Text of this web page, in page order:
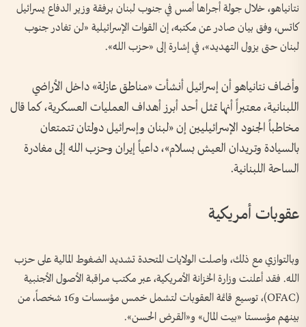
نتانياهو، خلال جولة أجراها أمس في جنوب لبنان برفقة وزير الدفاع يسرائيل
كاتس، وفق بيان صادر عن مكتبه، إن القوات الإسرائيلية «لن تغادر جنوب
لبنان حتى يزول التهديد»، في إشارة إلى «حزب الله».
وأضاف نتانياهو أن إسرائيل أنشأت «مناطق عازلة» داخل الأراضي
اللبنانية، معتبراً أنها تمثل أحد أبرز أهداف العمليات العسكرية، كما قال
مخاطباً الجنود الإسرائيليين إن «لبنان وإسرائيل دولتان تتمتعان
بالسيادة وتريدان العيش بسلام»، داعياً إيران وحزب الله إلى مغادرة
الساحة اللبنانية.
عقوبات أمريكية
وبالتوازي مع ذلك، واصلت الولايات المتحدة تشديد الضغوط المالية على حزب
الله. فقد أعلنت وزارة الخزانة الأمريكية، عبر مكتب مراقبة الأصول الأجنبية
(OFAC)، توسيع قائمة العقوبات لتشمل خمس مؤسسات و16 شخصاً، من
بينهم مؤسستا «بيت المال» و«القرض الحسن».